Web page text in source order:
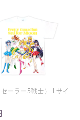
ーラー5戦士） Lサイ